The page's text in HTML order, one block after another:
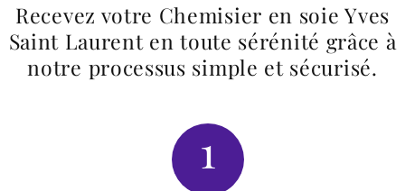
Recevez votre Chemisier en soie Yves
Saint Laurent en toute sérénité grâce à
notre processus simple et sécurisé.
1